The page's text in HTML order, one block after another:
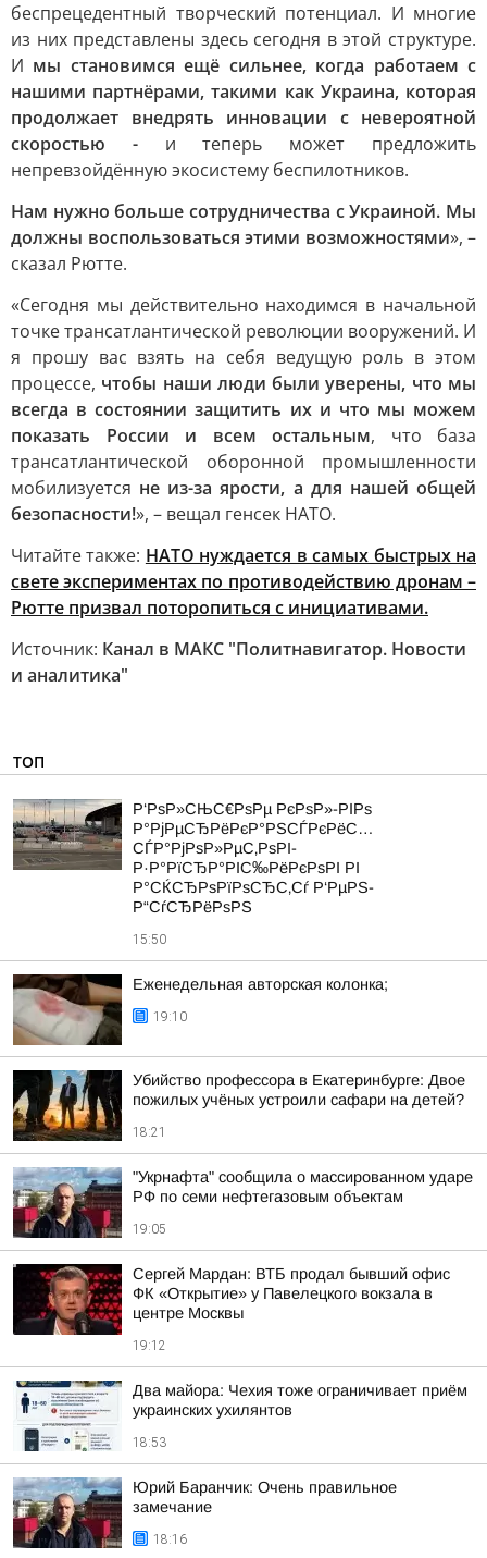
беспрецедентный творческий потенциал. И многие
из них представлены здесь сегодня в этой структуре.
И мы становимся ещё сильнее, когда работаем с
нашими партнёрами, такими как Украина, которая
продолжает внедрять инновации с невероятной
скоростью -и теперь может предложить
непревзойдённую экосистему беспилотников.
Нам нужно больше сотрудничества с Украиной. Мы
должны воспользоваться этими возможностями», –
сказал Рютте.
«Сегодня мы действительно находимся в начальной
точке трансатлантической революции вооружений. И
я прошу вас взять на себя ведущую роль в этом
процессе, чтобы наши люди были уверены, что мы
всегда в состоянии защитить их и что мы можем
показать России и всем остальным, что база
трансатлантической оборонной промышленности
мобилизуется не из-за ярости, а для нашей общей
безопасности!», – вещал генсек НАТО.
Читайте также: НАТО нуждается в самых быстрых на
свете экспериментах по противодействию дронам –
Рютте призвал поторопиться с инициативами.
Источник: Канал в МАКС "Политнавигатор. Новости
и аналитика"
ТОП
Р‘РѕР»СЊС€РѕРµ РєРѕР»-РІРѕ
Р°РјРµСЂРёРєР°РЅСЃРєРёС…
СЃР°РјРѕР»РµС‚РѕРІ-
Р·Р°РїСЂР°РІС‰РёРєРѕРІ РІ
Р°СЌСЂРѕРїРѕСЂС‚Сѓ Р‘РµРЅ-
Р“СѓСЂРёРѕРЅ
15:50
Еженедельная авторская колонка;
19:10
Убийство профессора в Екатеринбурге: Двое
пожилых учёных устроили сафари на детей?
18:21
"Укрнафта" сообщила о массированном ударе
РФ по семи нефтегазовым объектам
19:05
Сергей Мардан: ВТБ продал бывший офис
ФК «Открытие» у Павелецкого вокзала в
центре Москвы
19:12
Два майора: Чехия тоже ограничивает приём
украинских ухилянтов
18:53
Юрий Баранчик: Очень правильное
замечание
18:16